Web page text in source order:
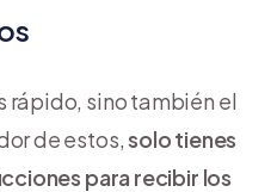
rápido, sino también el
de estos,solo tienes
para recibir los